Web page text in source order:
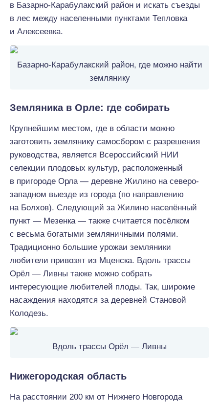
в Базарно-Карабулакский район и искать съезды
в лес между населенными пунктами Тепловка
и Алексеевка.
Базарно-Карабулакский район, где можно найти
землянику
Земляника в Орле: где собирать
Крупнейшим местом, где в области можно
заготовить землянику самосбором с разрешения
руководства, является Всероссийский НИИ
селекции плодовых культур, расположенный
в пригороде Орла — деревне Жилино на северо-
западном выезде из города (по направлению
на Болхов). Следующий за Жилино населённый
пункт — Мезенка — также считается посёлком
с весьма богатыми земляничными полями.
Традиционно большие урожаи земляники
любители привозят из Мценска. Вдоль трассы
Орёл — Ливны также можно собрать
интересующие любителей плоды. Так, широкие
насаждения находятся за деревней Становой
Колодезь.
Вдоль трассы Орёл — Ливны
Нижегородская область
На расстоянии 200 км от Нижнего Новгорода